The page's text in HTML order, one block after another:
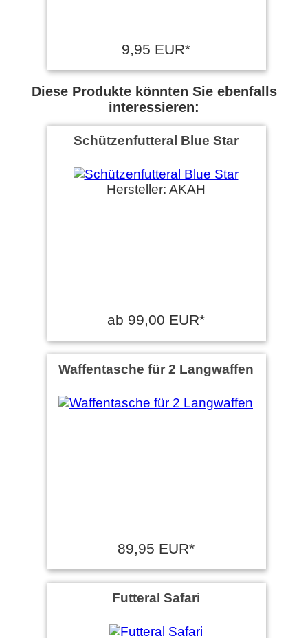
9,95 EUR*
Diese Produkte könnten Sie ebenfalls
interessieren:
Schützenfutteral Blue Star
Hersteller: AKAH
ab 99,00 EUR*
Waffentasche für 2 Langwaffen
89,95 EUR*
Futteral Safari